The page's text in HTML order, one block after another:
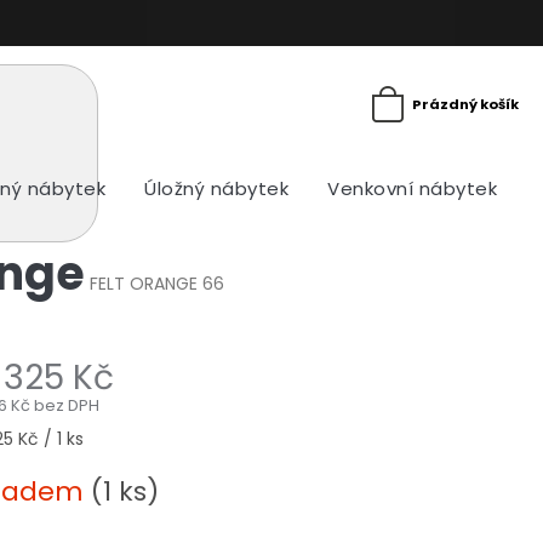
Prázdný košík
nábytek Úložný nábytek Venkovní nábytek
FELT ORANGE 66
325 Kč
Kč bez DPH
Kč / 1 ks
(1 ks)